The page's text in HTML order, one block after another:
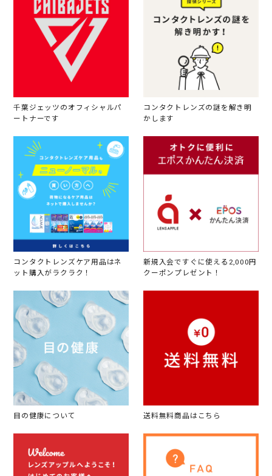
千葉ジェッツのオフィシャルパ
ートナーです
コンタクトレンズの謎を解き明
かします
コンタクトレンズケア用品はネ
ット購入がラクラク！
新規入会ですぐに使える2,000円
クーポンプレゼント！
目の健康について 送料無料商品はこちら